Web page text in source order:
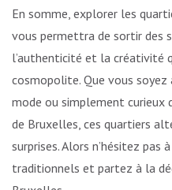
En somme, explorer les
vous permettra de sortir des
l’authenticité et la créativité
cosmopolite. Que vous soyez
mode ou simplement curieux
de Bruxelles, ces quartiers
surprises. Alors n’hésitez pas
traditionnels et partez à la